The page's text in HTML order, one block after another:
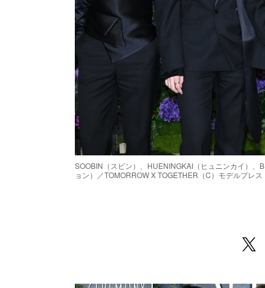
SOOBIN（スビン）、HUENINGKAI（ヒュニンカイ）、
ョン）／TOMORROW X TOGETHER（C）モデルプレス